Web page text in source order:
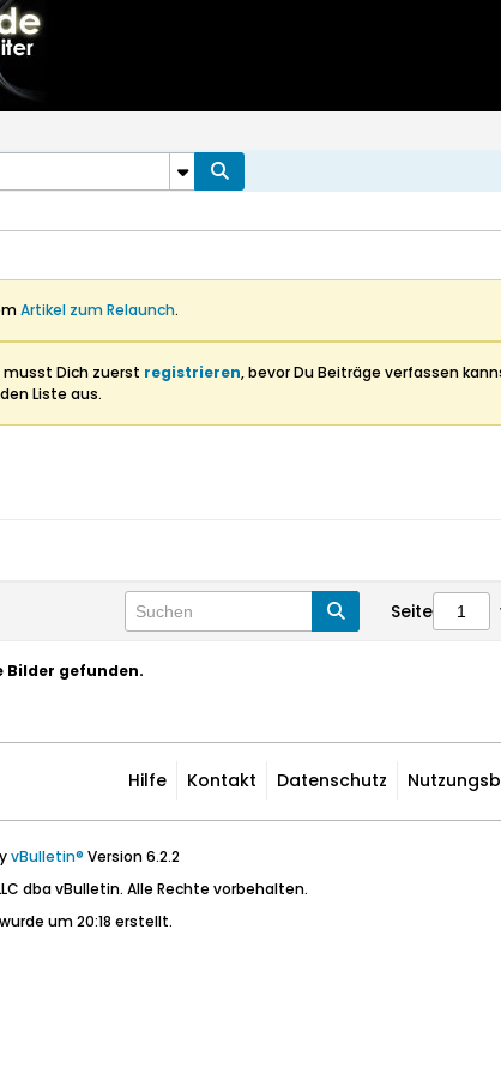
Artikel zum Relaunch.
musst Dich zuerst registrieren, bevor Du Beiträge verfassen
Liste aus.
Seite
Bilder gefunden.
Hilfe Kontakt Datenschutz
vBulletin® Version 6.2.2
dba vBulletin. Alle Rechte vorbehalten.
um 20:18 erstellt.